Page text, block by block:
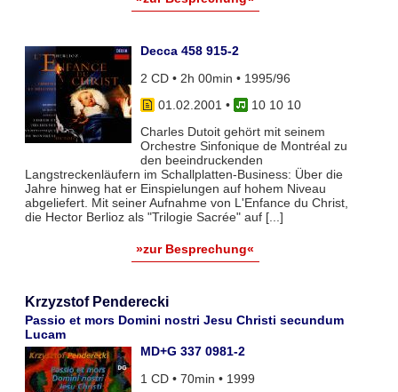
Decca 458 915-2
2 CD • 2h 00min • 1995/96
01.02.2001 •
10 10 10
Charles Dutoit gehört mit seinem
Orchestre Sinfonique de Montréal zu
den beeindruckenden
Langstreckenläufern im Schallplatten-Business: Über die
Jahre hinweg hat er Einspielungen auf hohem Niveau
abgeliefert. Mit seiner Aufnahme von L'Enfance du Christ,
die Hector Berlioz als "Trilogie Sacrée" auf [...]
»zur Besprechung«
Krzyzstof Penderecki
Passio et mors Domini nostri Jesu Christi secundum
Lucam
MD+G 337 0981-2
1 CD • 70min • 1999